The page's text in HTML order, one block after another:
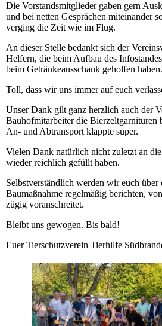
Die Vorstandsmitglieder gaben gern
und bei netten Gesprächen miteinander
verging die Zeit wie im Flug.
An dieser Stelle bedankt sich der
Helfern, die beim Aufbau des
beim Getränkeausschank geholfen haben.
Toll, dass wir uns immer auf euch
Unser Dank gilt ganz herzlich auch der
Bauhofmitarbeiter die Bierzeltgarnituren
An- und Abtransport klappte super.
Vielen Dank natürlich nicht zuletzt an
wieder reichlich gefüllt haben.
Selbstverständlich werden wir euch
Baumaßnahme regelmäßig berichten,
zügig voranschreitet.
Bleibt uns gewogen. Bis bald!
Euer Tierschutzverein Tierhilfe